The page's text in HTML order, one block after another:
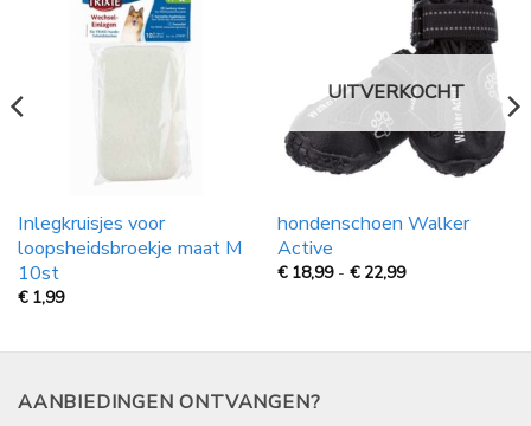
Inlegkruisjes voor
loopsheidsbroekje maat M
10st
€ 1,99
UITVERKOCHT
hondenschoen Walker
Active
€ 18,99 - € 22,99Prijsklasse:
22,99
AANBIEDINGEN ONTVANGEN?